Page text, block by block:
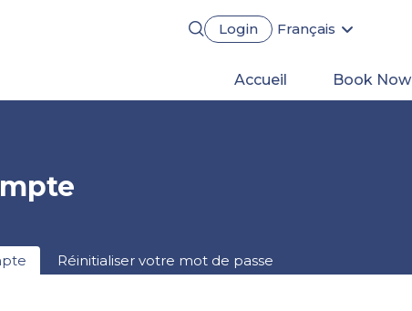
Login
Français
Español
Deutsch
navigation
Accueil Book Now
Réinitialiser votre mot de passe